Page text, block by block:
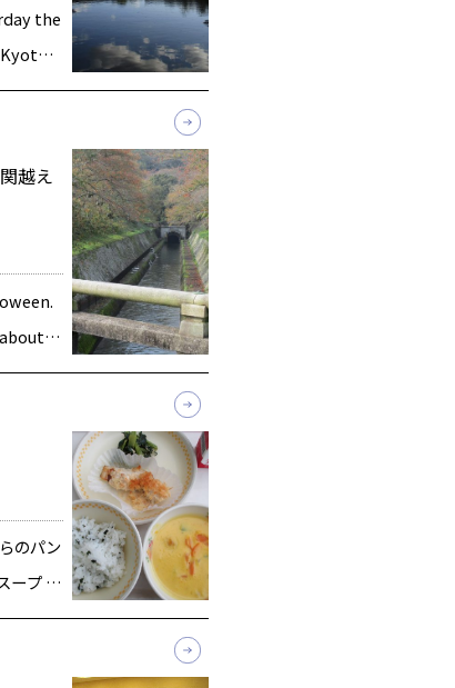
the
越え
のパン
ープ
にふく
A、ビ